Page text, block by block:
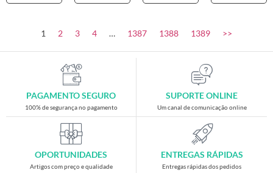
Gaming
Acessórios gaming
Cadeiras gaming
Merchandising
1 2 3 4 … 1387 1388 1389 >>
PAGAMENTO SEGURO
100% de segurança no pagamento
SUPORTE ONLINE
Um canal de comunicação online
OPORTUNIDADES
Artigos com preço e qualidade
ENTREGAS RÁPIDAS
Entregas rápidas dos pedidos